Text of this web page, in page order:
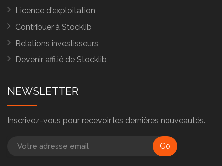
Licence d'exploitation
Contribuer à Stocklib
Relations investisseurs
Devenir affilié de Stocklib
NEWSLETTER
Inscrivez-vous pour recevoir les dernières nouveautés.
Go